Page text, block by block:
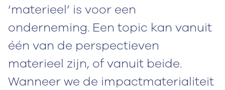
‘materieel’ is voor een
onderneming. Een topic kan vanuit
één van de perspectieven
materieel zijn, of vanuit beide.
Wanneer we de impactmaterialiteit